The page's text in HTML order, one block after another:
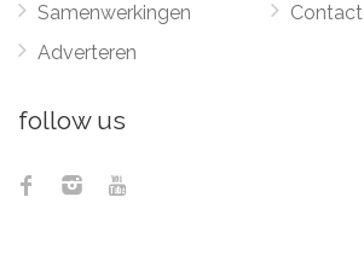
Samenwerkingen
Adverteren
Contact
follow us